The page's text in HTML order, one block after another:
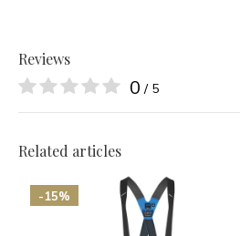
Reviews
0 / 5
Related articles
-15%